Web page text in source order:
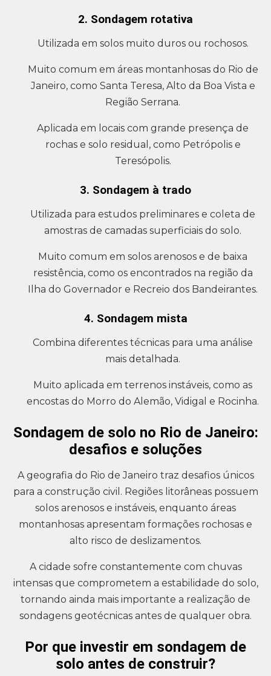
2. Sondagem rotativa
Utilizada em solos muito duros ou rochosos.
Muito comum em áreas montanhosas do Rio de
Janeiro, como Santa Teresa, Alto da Boa Vista e
Região Serrana.
Aplicada em locais com grande presença de
rochas e solo residual, como Petrópolis e
Teresópolis.
3. Sondagem à trado
Utilizada para estudos preliminares e coleta de
amostras de camadas superficiais do solo.
Muito comum em solos arenosos e de baixa
resistência, como os encontrados na região da
Ilha do Governador e Recreio dos Bandeirantes.
4. Sondagem mista
Combina diferentes técnicas para uma análise
mais detalhada.
Muito aplicada em terrenos instáveis, como as
encostas do Morro do Alemão, Vidigal e Rocinha.
Sondagem de solo no Rio de Janeiro:
desafios e soluções
A geografia do Rio de Janeiro traz desafios únicos
para a construção civil. Regiões litorâneas possuem
solos arenosos e instáveis, enquanto áreas
montanhosas apresentam formações rochosas e
alto risco de deslizamentos.
A cidade sofre constantemente com chuvas
intensas que comprometem a estabilidade do solo,
tornando ainda mais importante a realização de
sondagens geotécnicas antes de qualquer obra.
Por que investir em sondagem de
solo antes de construir?